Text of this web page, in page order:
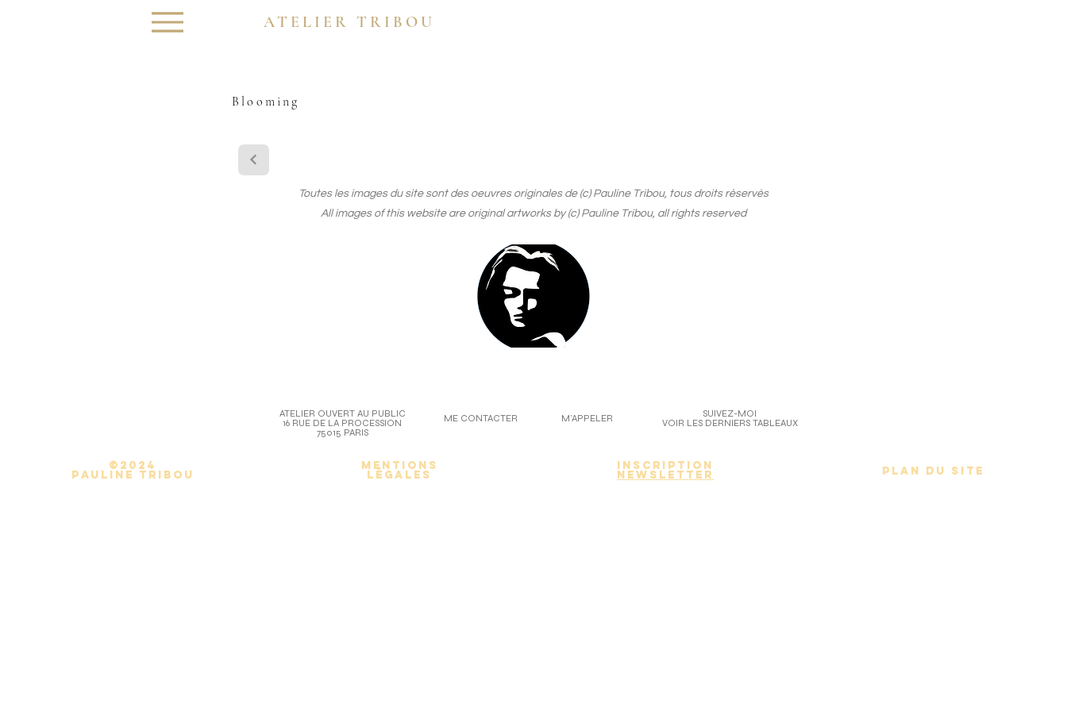
ATELIER TRIBOU
Blooming
Toutes les images du site sont des oeuvres originales de (c) Pauline Tribou, tous droits réservés
All images of this website are original artworks by (c) Pauline Tribou, all rights reserved
ATELIER OUVERT AU PUBLIC
16 RUE DE LA PROCESSION
75015 PARIS
ME CONTACTER
SUIVEZ-MOI
VOIR LES DERNIERS TABLEAUX
M'APPELER
©2024
Pauline Tribou
Mentions
légales
inscription
newsletter PLAN DU SITE